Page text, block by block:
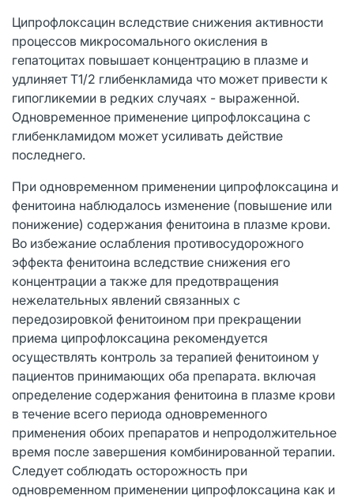
Ципрофлоксацин вследствие снижения активности
процессов микросомального окисления в
гепатоцитах повышает концентрацию в плазме и
удлиняет Т1/2 глибенкламида что может привести к
гипогликемии в редких случаях - выраженной.
Одновременное применение ципрофлоксацина с
глибенкламидом может усиливать действие
последнего.
При одновременном применении ципрофлоксацина и
фенитоина наблюдалось изменение (повышение или
понижение) содержания фенитоина в плазме крови.
Во избежание ослабления противосудорожного
эффекта фенитоина вследствие снижения его
концентрации а также для предотвращения
нежелательных явлений связанных с
передозировкой фенитоином при прекращении
приема ципрофлоксацина рекомендуется
осуществлять контроль за терапией фенитоином у
пациентов принимающих оба препарата. включая
определение содержания фенитоина в плазме крови
в течение всего периода одновременного
применения обоих препаратов и непродолжительное
время после завершения комбинированной терапии.
Следует соблюдать осторожность при
одновременном применении ципрофлоксацина как и